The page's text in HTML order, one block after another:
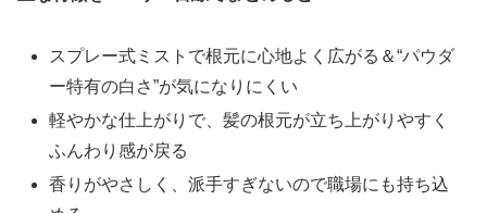
スプレー式ミストで根元に心地よく広がる＆“パウダ
ー特有の白さ”が気になりにくい
軽やかな仕上がりで、髪の根元が立ち上がりやすく
ふんわり感が戻る
香りがやさしく、派手すぎないので職場にも持ち込